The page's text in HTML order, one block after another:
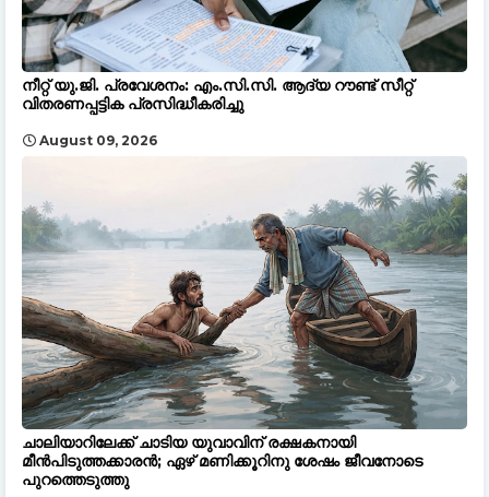
നീറ്റ് യു.ജി. പ്രവേശനം: എം.സി.സി. ആദ്യ റൗണ്ട് സീറ്റ്
വിതരണപ്പട്ടിക പ്രസിദ്ധീകരിച്ചു
August 09, 2026
ചാലിയാറിലേക്ക് ചാടിയ യുവാവിന് രക്ഷകനായി
മീൻപിടുത്തക്കാരൻ; ഏഴ് മണിക്കൂറിനു ശേഷം ജീവനോടെ
പുറത്തെടുത്തു